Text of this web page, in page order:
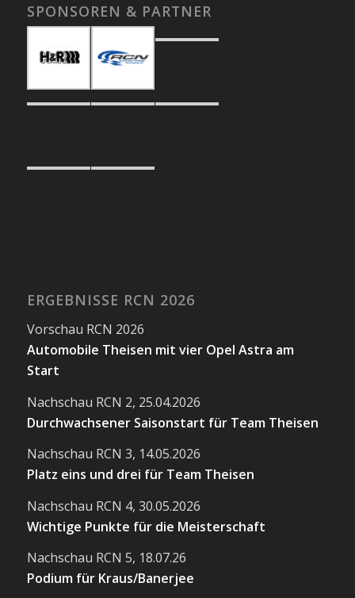
SPONSOREN & PARTNER
ERGEBNISSE RCN 2026
Vorschau RCN 2026
Automobile Theisen mit vier Opel Astra am
Start
Nachschau RCN 2, 25.04.2026
Durchwachsener Saisonstart für Team Theisen
Nachschau RCN 3, 14.05.2026
Platz eins und drei für Team Theisen
Nachschau RCN 4, 30.05.2026
Wichtige Punkte für die Meisterschaft
Nachschau RCN 5, 18.07.26
Podium für Kraus/Banerjee